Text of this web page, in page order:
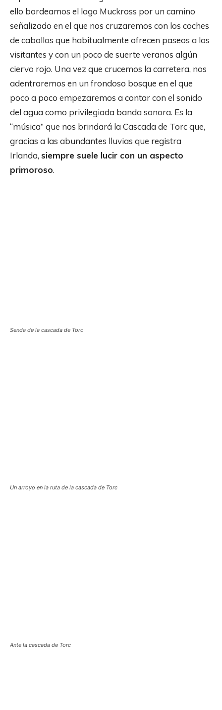
ello bordeamos el lago Muckross por un camino
señalizado en el que nos cruzaremos con los coches
de caballos que habitualmente ofrecen paseos a los
visitantes y con un poco de suerte veranos algún
ciervo rojo. Una vez que crucemos la carretera, nos
adentraremos en un frondoso bosque en el que
poco a poco empezaremos a contar con el sonido
del agua como privilegiada banda sonora. Es la
“música” que nos brindará la Cascada de Torc que,
gracias a las abundantes lluvias que registra
Irlanda, siempre suele lucir con un aspecto
primoroso.
Senda de la cascada de Torc
Un arroyo en la ruta de la cascada de Torc
Ante la cascada de Torc